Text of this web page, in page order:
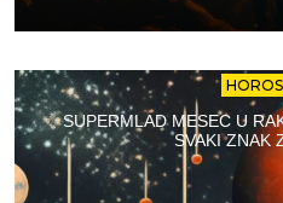
SUPERMLAD MESEC U
SVAKI ZNAK